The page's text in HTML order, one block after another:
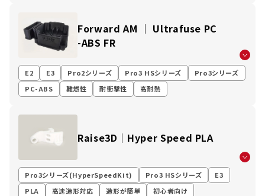
Forward AM │ Ultrafuse PC
-ABS FR
E2 E3 Pro2シリーズ Pro3 HSシリーズ
Pro3シリーズ
PC-ABS
難燃性 耐衝撃性 高耐熱
Raise3D│Hyper Speed PLA
Pro3シリーズ(HyperSpeedKit) Pro3 HSシリーズ
E3
PLA
高速造形対応 造形が簡単 初心者向け